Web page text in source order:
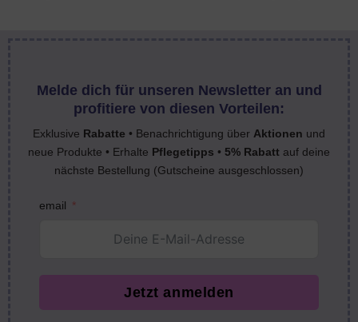
Melde dich für unseren Newsletter an und
profitiere von diesen Vorteilen:
Exklusive Rabatte • Benachrichtigung über Aktionen und
neue Produkte • Erhalte Pflegetipps • 5% Rabatt auf deine
nächste Bestellung (Gutscheine ausgeschlossen)
email
Jetzt anmelden